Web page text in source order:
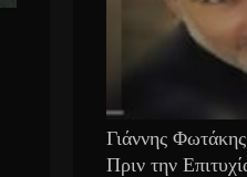
Γιάννης
Πριν την